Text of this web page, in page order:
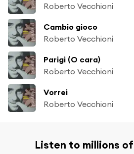
Roberto Vecchioni
Cambio gioco
Roberto Vecchioni
Parigi (O cara)
Roberto Vecchioni
Vorrei
Roberto Vecchioni
Listen to millions